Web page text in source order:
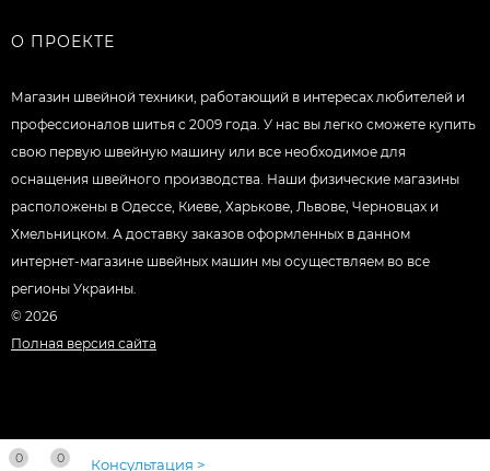
О ПРОЕКТЕ
Магазин швейной техники, работающий в интересах любителей и
профессионалов шитья с 2009 года. У нас вы легко сможете купить
свою первую швейную машину или все необходимое для
оснащения швейного производства. Наши физические магазины
расположены в Одессе, Киеве, Харькове, Львове, Черновцах и
Хмельницком. А доставку заказов оформленных в данном
интернет-магазине швейных машин мы осуществляем во все
регионы Украины.
© 2026
Полная версия сайта
0 0 Консультация >